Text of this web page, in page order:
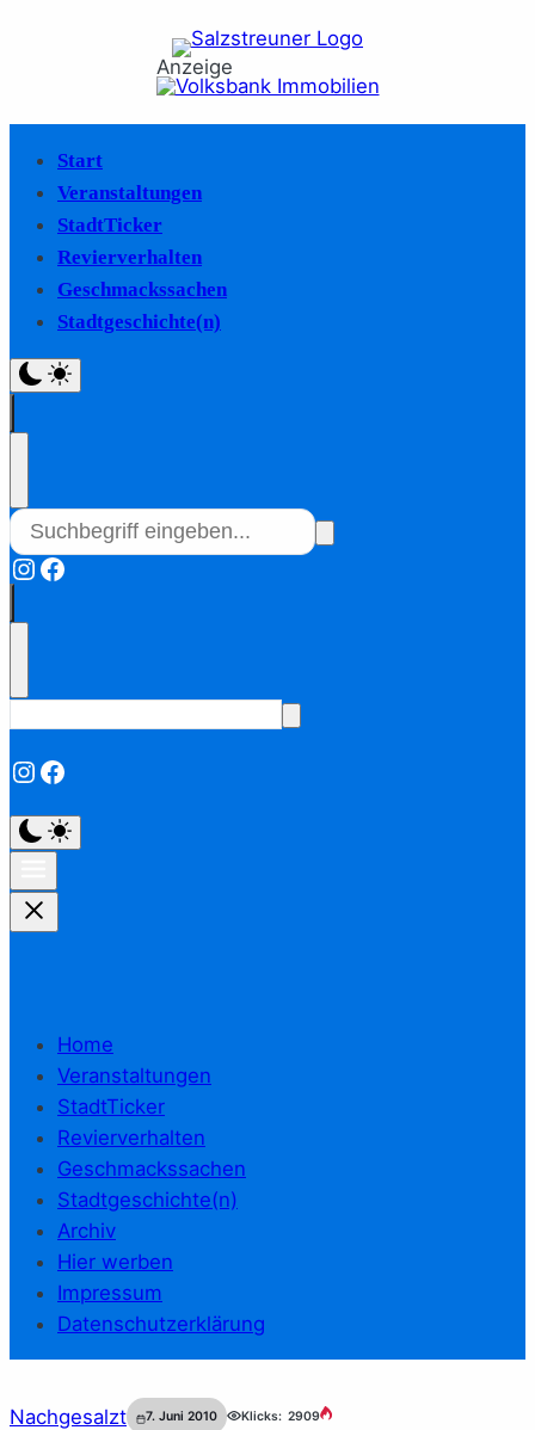
Anzeige
Start
Veranstaltungen
StadtTicker
Revierverhalten
Geschmackssachen
Stadtgeschichte(n)
Instagram
Facebook
Instagram
Facebook
Home
Veranstaltungen
StadtTicker
Revierverhalten
Geschmackssachen
Stadtgeschichte(n)
Archiv
Hier werben
Impressum
Datenschutzerklärung
Nachgesalzt 7. Juni 2010 Klicks: 2909